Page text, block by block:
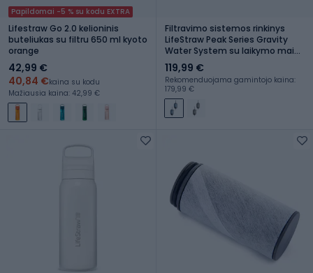
Papildomai -5 % su kodu EXTRA
Lifestraw Go 2.0 kelioninis
buteliukas su filtru 650 ml kyoto
orange
42,99 €
40,84 €kaina su kodu
Mažiausia kaina: 42,99 €
Filtravimo sistemos rinkinys
LifeStraw Peak Series Gravity
Water System su laikymo maišu
8L + 8L laikiklis mėlynas
119,99 €
Rekomenduojama gamintojo kaina:
179,99 €